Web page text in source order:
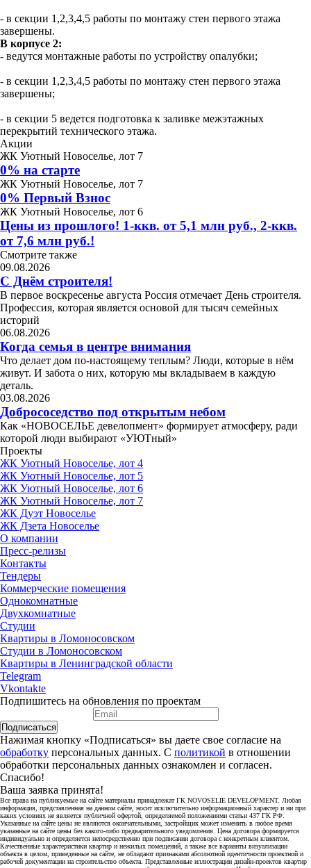
- в секции 1,2,3,4,5 работы по монтажу стен первого этажа
завершены.
В корпусе 2:
- ведутся монтажные работы по устройству опалубки;
- в секции 1,2,3,4,5 работы по монтажу стен первого этажа
завершены;
- в секции 5 ведется подготовка к заливке межэтажных
перекрытий технического этажа.
Акции
ЖК Уютный Новоселье, лот 7
0% на старте
ЖК Уютный Новоселье, лот 7
0% Первый Взнос
ЖК Уютный Новоселье, лот 6
Цены из прошлого! 1-ккв. от 5,1 млн руб., 2-ккв.
от 7,6 млн руб.!
Смотрите также
09.08.2026
С Днём строителя!
В первое воскресенье августа Россия отмечает День строителя.
Профессия, которая является основой для тысяч семейных
историй
06.08.2026
Когда семья в центре внимания
Что делает дом по-настоящему теплым? Люди, которые в нём
живут. И забота о них, которую мы вкладываем в каждую
деталь.
03.08.2026
Добрососедство под открытым небом
Как «НОВОСЕЛЬЕ девелопмент» формирует атмосферу, ради
которой люди выбирают «УЮТный»
Проекты
ЖК Уютный Новоселье, лот 4
ЖК Уютный Новоселье, лот 5
ЖК Уютный Новоселье, лот 6
ЖК Уютный Новоселье, лот 7
ЖК Дуэт Новоселье
ЖК Дзета Новоселье
О компании
Пресс-релизы
Контакты
Тендеры
Коммерческие помещения
Однокомнатные
Двухкомнатные
Студии
Квартиры в Ломоносовском
Студии в Ломоносовском
Квартиры в Ленинградской области
Telegram
Vkontakte
Подпишитесь на обновления по проектам
Подписаться
Нажимая кнопку «Подписаться» вы даете свое согласие на
обработку персональных данных. С политикой в отношении
обработки персональных данных ознакомлен и согласен.
Спасибо!
Ваша заявка принята!
Все права на публикуемые на сайте материалы принадлежат ГК NOVOSELIE DEVELOPMENT. Любая
информация, представленная на данном сайте, носит исключительно информационный характер и ни при
каких условиях не является публичной офертой, определяемой положениями статьи 437 ГК РФ.
Указанные на сайте цены не являются окончательными, застройщик может изменить в любое время
указанные на сайте цены без какого-либо предварительного уведомления. Цена договора формируется
индивидуально и определяется непосредственно при подписании договора с конкретным клиентом.
Качественные характеристики квартир и нежилых помещений, а также все варианты визуализации
объекта в целом, приведенные на сайте, не обладают признаками абсолютной идентичности проектной и
рабочей документации на строительство объекта. Представленные иллюстрации дизайн-проектов квартир